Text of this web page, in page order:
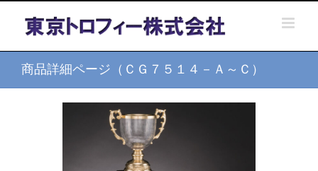
content
商品詳細ページ（ＣＧ７５１４－Ａ～Ｃ）